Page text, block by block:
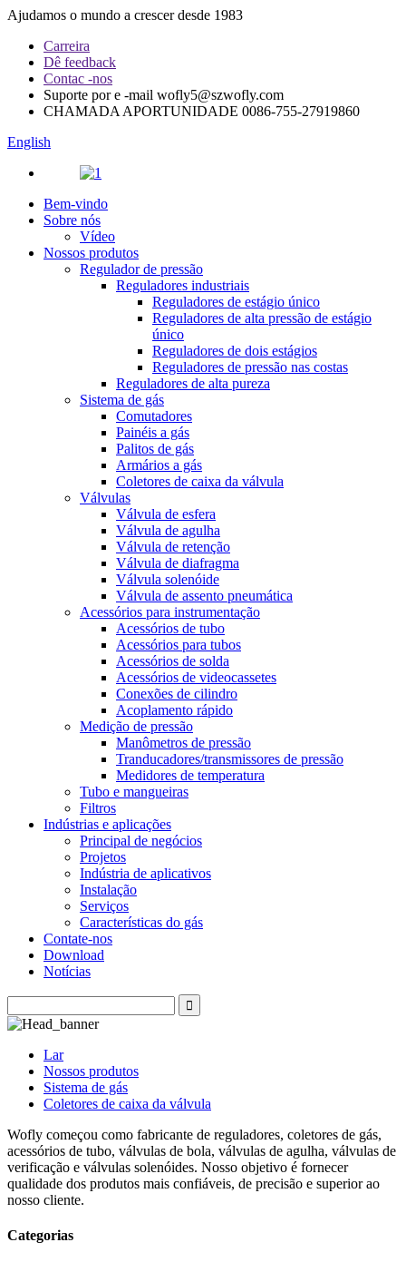
Ajudamos o mundo a crescer desde 1983
Carreira
Dê feedback
Contac -nos
Suporte por e -mail wofly5@szwofly.com
CHAMADA APORTUNIDADE 0086-755-27919860
English
Bem-vindo
Sobre nós
Vídeo
Nossos produtos
Regulador de pressão
Reguladores industriais
Reguladores de estágio único
Reguladores de alta pressão de estágio
único
Reguladores de dois estágios
Reguladores de pressão nas costas
Reguladores de alta pureza
Sistema de gás
Comutadores
Painéis a gás
Palitos de gás
Armários a gás
Coletores de caixa da válvula
Válvulas
Válvula de esfera
Válvula de agulha
Válvula de retenção
Válvula de diafragma
Válvula solenóide
Válvula de assento pneumática
Acessórios para instrumentação
Acessórios de tubo
Acessórios para tubos
Acessórios de solda
Acessórios de videocassetes
Conexões de cilindro
Acoplamento rápido
Medição de pressão
Manômetros de pressão
Tranducadores/transmissores de pressão
Medidores de temperatura
Tubo e mangueiras
Filtros
Indústrias e aplicações
Principal de negócios
Projetos
Indústria de aplicativos
Instalação
Serviços
Características do gás
Contate-nos
Download
Notícias
Lar
Nossos produtos
Sistema de gás
Coletores de caixa da válvula
Wofly começou como fabricante de reguladores, coletores de gás,
acessórios de tubo, válvulas de bola, válvulas de agulha, válvulas de
verificação e válvulas solenóides. Nosso objetivo é fornecer
qualidade dos produtos mais confiáveis, de precisão e superior ao
nosso cliente.
Categorias